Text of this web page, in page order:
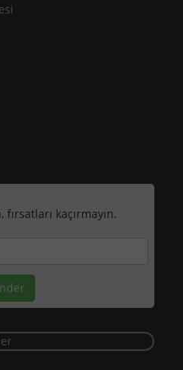
kaçırmayın.